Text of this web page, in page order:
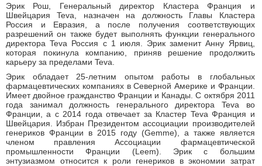
Эрик Рош, Генеральный директор Кластера Франция и
Швейцария Teva, назначен на должность Главы Кластера
Россия и Евразия, а после получения соответствующих
разрешений он также будет выполнять функции генерального
директора Teva Россия с 1 июля. Эрик заменит Анну Ярвиц,
которая покинула компанию, приняв решение продолжить
карьеру за пределами Teva.
Эрик обладает 25-летним опытом работы в глобальных
фармацевтических компаниях в Северной Америке и Франции.
Имеет двойное гражданство Франции и Канады. С октября 2011
года занимал должность генерального директора Teva во
Франции, а с 2014 года отвечает за Кластер Teva Франция и
Швейцария. Избран Президентом ассоциации производителей
генериков Франции в 2015 году (Gemme), а также является
членом правления Ассоциации фармацевтической
промышленности Франции (Leem). Эрик с большим
энтузиазмом относится к роли генериков в экономии затрат